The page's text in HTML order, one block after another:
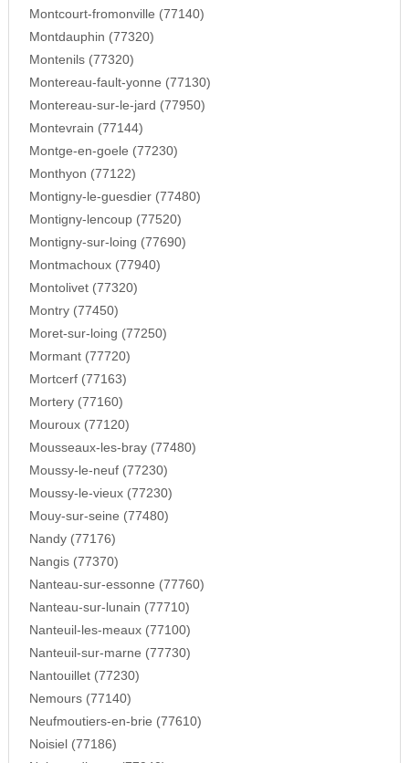
Montcourt-fromonville (77140)
Montdauphin (77320)
Montenils (77320)
Montereau-fault-yonne (77130)
Montereau-sur-le-jard (77950)
Montevrain (77144)
Montge-en-goele (77230)
Monthyon (77122)
Montigny-le-guesdier (77480)
Montigny-lencoup (77520)
Montigny-sur-loing (77690)
Montmachoux (77940)
Montolivet (77320)
Montry (77450)
Moret-sur-loing (77250)
Mormant (77720)
Mortcerf (77163)
Mortery (77160)
Mouroux (77120)
Mousseaux-les-bray (77480)
Moussy-le-neuf (77230)
Moussy-le-vieux (77230)
Mouy-sur-seine (77480)
Nandy (77176)
Nangis (77370)
Nanteau-sur-essonne (77760)
Nanteau-sur-lunain (77710)
Nanteuil-les-meaux (77100)
Nanteuil-sur-marne (77730)
Nantouillet (77230)
Nemours (77140)
Neufmoutiers-en-brie (77610)
Noisiel (77186)